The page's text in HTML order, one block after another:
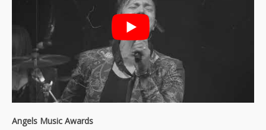
Angels Music Awards